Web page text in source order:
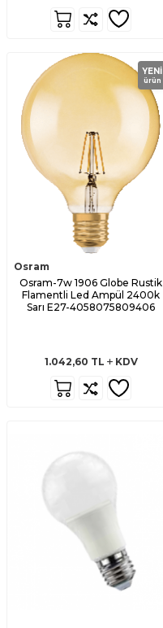
YENI
ürün
Osram
Osram-7w 1906 Globe Rustik
Flamentli Led Ampül 2400k
Sarı E27-4058075809406
1.042,60 TL KDV